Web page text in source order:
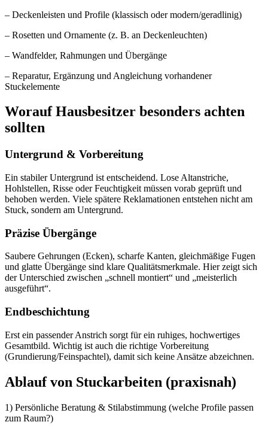
– Deckenleisten und Profile (klassisch oder modern/geradlinig)
– Rosetten und Ornamente (z. B. an Deckenleuchten)
– Wandfelder, Rahmungen und Übergänge
– Reparatur, Ergänzung und Angleichung vorhandener
Stuckelemente
Worauf Hausbesitzer besonders achten
sollten
Untergrund & Vorbereitung
Ein stabiler Untergrund ist entscheidend. Lose Altanstriche,
Hohlstellen, Risse oder Feuchtigkeit müssen vorab geprüft und
behoben werden. Viele spätere Reklamationen entstehen nicht am
Stuck, sondern am Untergrund.
Präzise Übergänge
Saubere Gehrungen (Ecken), scharfe Kanten, gleichmäßige Fugen
und glatte Übergänge sind klare Qualitätsmerkmale. Hier zeigt sich
der Unterschied zwischen „schnell montiert“ und „meisterlich
ausgeführt“.
Endbeschichtung
Erst ein passender Anstrich sorgt für ein ruhiges, hochwertiges
Gesamtbild. Wichtig ist auch die richtige Vorbereitung
(Grundierung/Feinspachtel), damit sich keine Ansätze abzeichnen.
Ablauf von Stuckarbeiten (praxisnah)
1) Persönliche Beratung & Stilabstimmung (welche Profile passen
zum Raum?)